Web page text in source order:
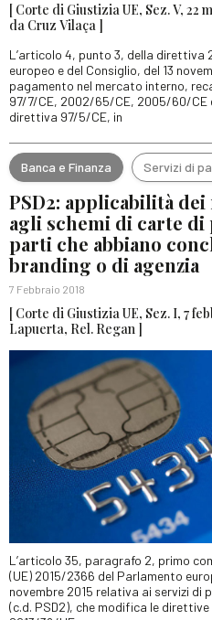
[ Corte di Giustizia UE, Sez. V, 22
da Cruz Vilaça ]
L’articolo 4, punto 3, della direttiva
europeo e del Consiglio, del 13
pagamento nel mercato interno,
97/7/CE, 2002/65/CE, 2005/60/CE
direttiva 97/5/CE, in
Banca e Finanza Servizi di
PSD2: applicabilità
agli schemi di carte di
parti che abbiano
branding o di agenzia
7 Febbraio 2018
[ Corte di Giustizia UE, Sez. I, 7
Lapuerta, Rel. Regan ]
L’articolo 35, paragrafo 2, primo
(UE) 2015/2366 del Parlamento
novembre 2015 relativa ai servizi di
(c.d. PSD2), che modifica le